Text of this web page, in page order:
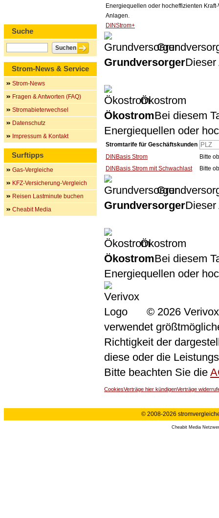
Energiequellen oder hocheffizienten
Anlagen.
DINStrom+
GrundversorgerDieser
Ökostrom
ÖkostromBei diesem
Energiequellen oder
Stromtarife für Geschäftskunden
DINBasis Strom
Bitte
DINBasis Strom mit Schwachlast
Bitte
GrundversorgerDieser
Ökostrom
ÖkostromBei diesem
Energiequellen oder
© 2026
verwendet
Richtigkeit der
diese oder die
Bitte beachten Sie die
CookiesVerträge hier kündigenVerträge
Suche
Strom-News & Service
Strom-News
Fragen & Antworten (FAQ)
Stromabieterwechsel
Datenschutz
Impressum & Kontakt
Surftipps
Gas-Vergleiche
KFZ-Versicherung-Vergleich
Reisen Lastminute buchen
Cheabit Media
© 2008-2026
Cheabit Media